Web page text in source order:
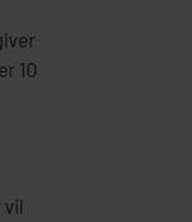
10
vil